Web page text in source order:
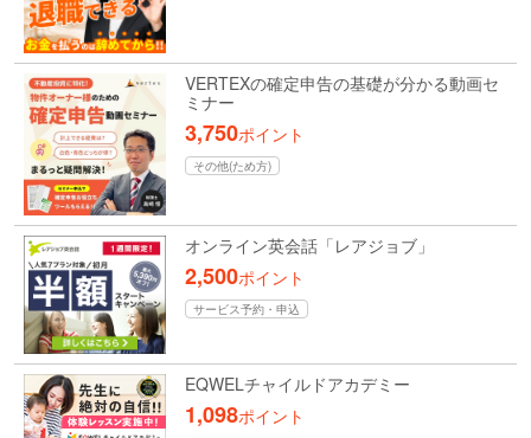
VERTEXの確定申告の基礎が分かる動画セ
ミナー
3,750ポイント
その他(ため方)
オンライン英会話「レアジョブ」
2,500ポイント
サービス予約・申込
EQWELチャイルドアカデミー
1,098ポイント